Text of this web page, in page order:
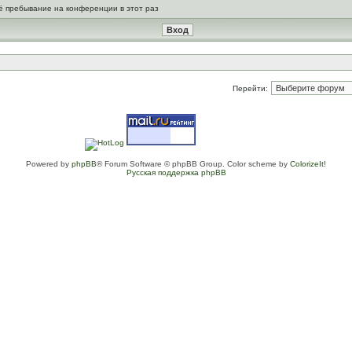
пребывание на конференции в этот раз
Перейти:
Powered by phpBB® Forum Software © phpBB Group. Color scheme by ColorizeIt!
Русская поддержка phpBB